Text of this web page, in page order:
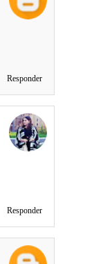
Responder
Responder